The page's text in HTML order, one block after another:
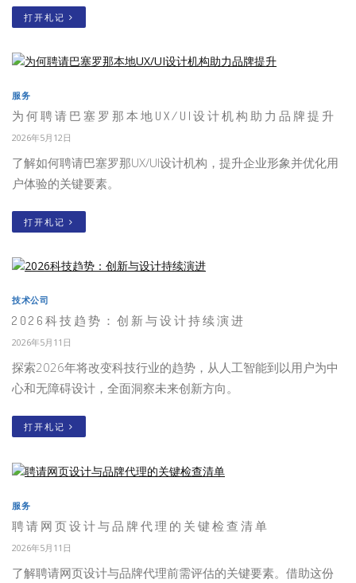
打开札记
服务
为何聘请巴塞罗那本地UX/UI设计机构助力品牌提升
2026年5月12日
了解如何聘请巴塞罗那UX/UI设计机构，提升企业形象并优化用
户体验的关键要素。
打开札记
技术公司
2026科技趋势：创新与设计持续演进
2026年5月11日
探索2026年将改变科技行业的趋势，从人工智能到以用户为中
心和无障碍设计，全面洞察未来创新方向。
打开札记
服务
聘请网页设计与品牌代理的关键检查清单
2026年5月11日
了解聘请网页设计与品牌代理前需评估的关键要素。借助这份